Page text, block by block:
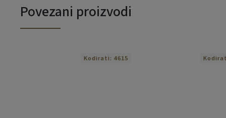
Povezani proizvodi
Kodirati: 4615